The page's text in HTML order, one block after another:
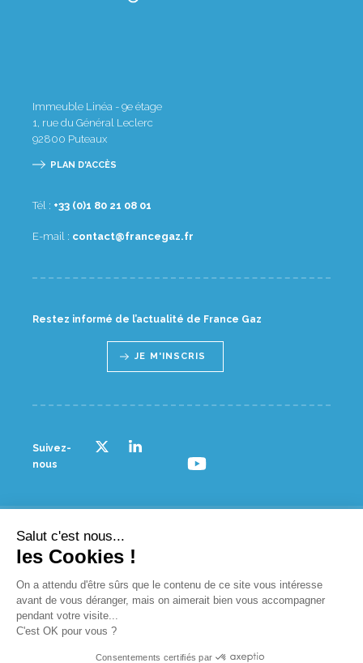
Immeuble Linéa - 9e étage
1, rue du Général Leclerc
92800 Puteaux
PLAN D'ACCÈS
Tél : 10 80 12 08 1(0) 33+
E-mail : rf.zagecnarf@tcatnoc
Restez informé de l’actualité de France Gaz
JE M'INSCRIS
Suivez-
nous
© France gaz - 2023
PLAN D’ACCÈS
ESPACE PRESSE
Salut c'est nous...
les Cookies !
On a attendu d'être sûrs que le contenu de ce site vous intéresse
avant de vous déranger, mais on aimerait bien vous accompagner
pendant votre visite...
C'est OK pour vous ?
Consentements certifiés par